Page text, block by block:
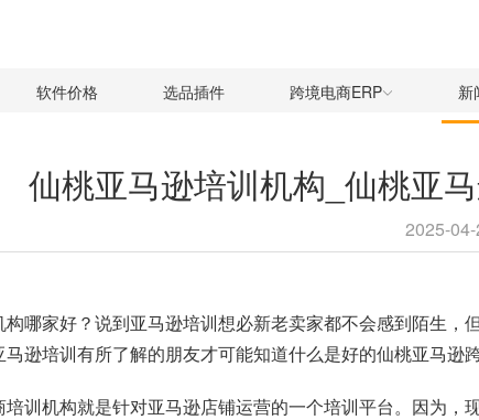
软件价格 选品插件 跨境电商ERP 新
仙桃亚马逊培训机构_仙桃亚
2025-04-
构哪家好？说到亚马逊培训想必新老卖家都不会感到陌生
逊培训有所了解的朋友才可能知道什么是好的仙桃亚马逊
训机构就是针对亚马逊店铺运营的一个培训平台。因为